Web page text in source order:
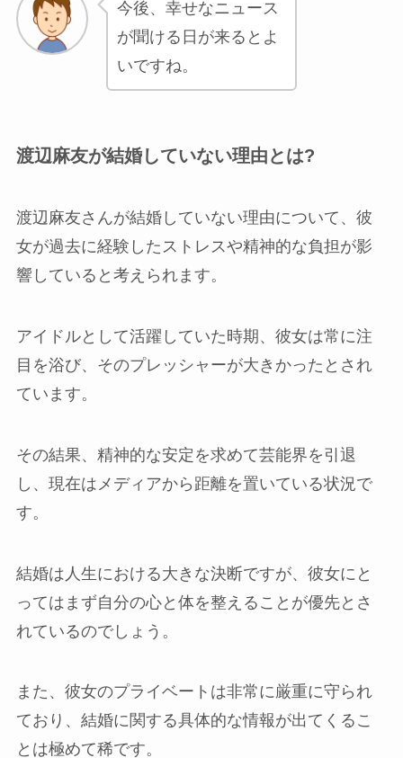
今後、幸せなニュース
が聞ける日が来るとよ
いですね。
渡辺麻友が結婚していない理由とは?
渡辺麻友さんが結婚していない理由について、彼
女が過去に経験したストレスや精神的な負担が影
響していると考えられます。
アイドルとして活躍していた時期、彼女は常に注
目を浴び、そのプレッシャーが大きかったとされ
ています。
その結果、精神的な安定を求めて芸能界を引退
し、現在はメディアから距離を置いている状況で
す。
結婚は人生における大きな決断ですが、彼女にと
ってはまず自分の心と体を整えることが優先とさ
れているのでしょう。
また、彼女のプライベートは非常に厳重に守られ
ており、結婚に関する具体的な情報が出てくるこ
とは極めて稀です。